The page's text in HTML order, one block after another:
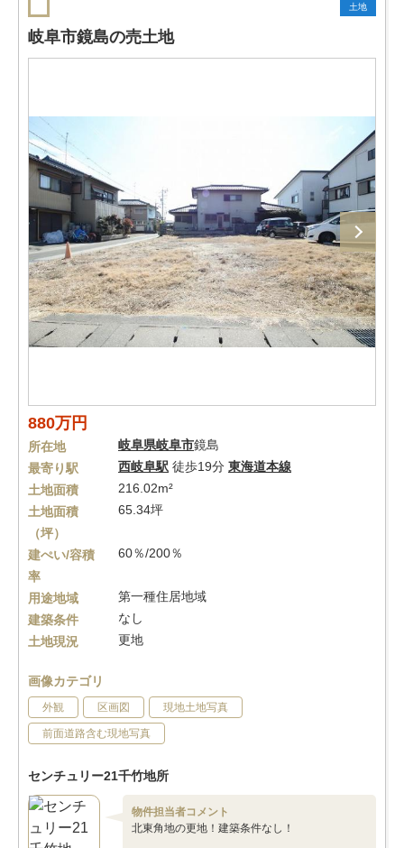
土地
岐阜市鏡島の売土地
880万円
所在地 岐阜県岐阜市鏡島
最寄り駅
西岐阜駅 徒歩19分 東海道本線
土地面積
216.02m²
土地面積
（坪）
65.34坪
建ぺい/容積
率
60％/200％
用途地域
第一種住居地域
建築条件
なし
土地現況
更地
画像カテゴリ
外観 区画図 現地土地写真
前面道路含む現地写真
センチュリー21千竹地所
物件担当者コメント
北東角地の更地！建築条件なし！